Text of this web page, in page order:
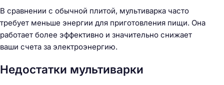
В сравнении с обычной плитой, мультиварка часто
требует меньше энергии для приготовления пищи. Она
работает более эффективно и значительно снижает
ваши счета за электроэнергию.
Недостатки мультиварки